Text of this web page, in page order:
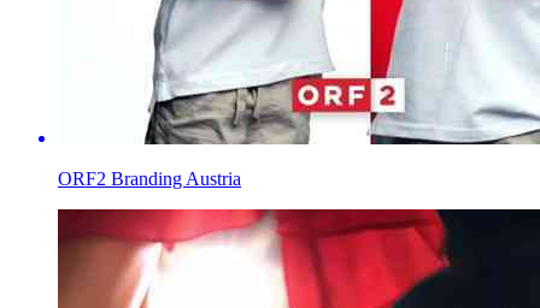
ORF2 Branding Austria